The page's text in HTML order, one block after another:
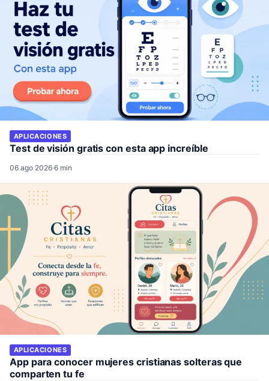
APLICACIONES
Test de visión gratis con esta app increíble
06 ago 2026·6 min
APLICACIONES
App para conocer mujeres cristianas solteras que
comparten tu fe